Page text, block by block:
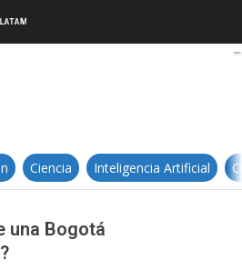
¿Por qué hablar de una Bogotá
Ciencia Inteligencia Artificial
una Bogotá